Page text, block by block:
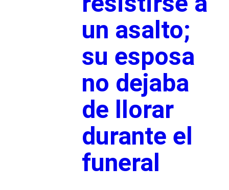
un asalto;
su esposa
no dejaba
de llorar
durante el
funeral